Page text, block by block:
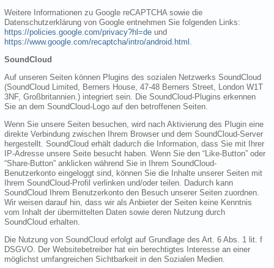
Weitere Informationen zu Google reCAPTCHA sowie die
Datenschutzerklärung von Google entnehmen Sie folgenden Links:
https://policies.google.com/privacy?hl=de und
https://www.google.com/recaptcha/intro/android.html
SoundCloud
Auf unseren Seiten können Plugins des sozialen Netzwerks SoundCloud
(SoundCloud Limited, Berners House, 47-48 Berners Street, London W1T
3NF, Großbritannien.) integriert sein. Die SoundCloud-Plugins erkennen
Sie an dem SoundCloud-Logo auf den betroffenen Seiten.
Wenn Sie unsere Seiten besuchen, wird nach Aktivierung des Plugin eine
direkte Verbindung zwischen Ihrem Browser und dem SoundCloud-Server
hergestellt. SoundCloud erhält dadurch die Information, dass Sie mit Ihrer
IP-Adresse unsere Seite besucht haben. Wenn Sie den “Like-Button” oder
“Share-Button” anklicken während Sie in Ihrem SoundCloud-
Benutzerkonto eingeloggt sind, können Sie die Inhalte unserer Seiten mit
Ihrem SoundCloud-Profil verlinken und/oder teilen. Dadurch kann
SoundCloud Ihrem Benutzerkonto den Besuch unserer Seiten zuordnen.
Wir weisen darauf hin, dass wir als Anbieter der Seiten keine Kenntnis
vom Inhalt der übermittelten Daten sowie deren Nutzung durch
SoundCloud erhalten.
Die Nutzung von SoundCloud erfolgt auf Grundlage des Art. 6 Abs. 1 lit. f
DSGVO. Der Websitebetreiber hat ein berechtigtes Interesse an einer
möglichst umfangreichen Sichtbarkeit in den Sozialen Medien.